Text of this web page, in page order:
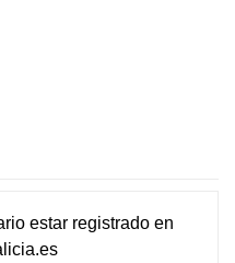
estar registradoen